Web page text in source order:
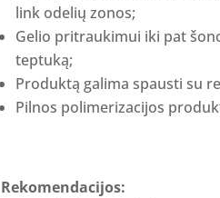
link odelių zonos;
Gelio pritraukimui iki pat
teptuką;
Produktą galima spausti su
Pilnos polimerizacijos
Rekomendacijos: